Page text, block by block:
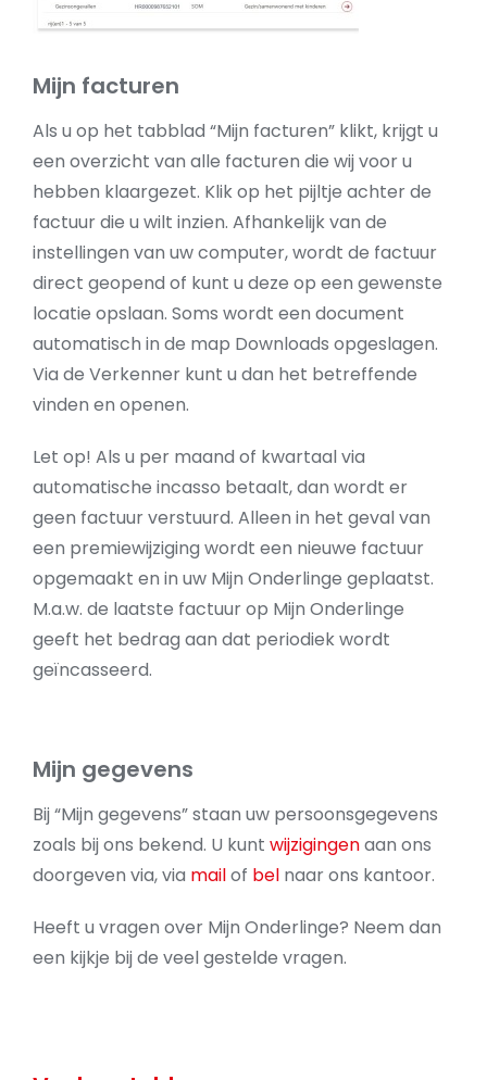
Mijn facturen
Als u op het tabblad “Mijn facturen” klikt, krijgt u
een overzicht van alle facturen die wij voor u
hebben klaargezet. Klik op het pijltje achter de
factuur die u wilt inzien. Afhankelijk van de
instellingen van uw computer, wordt de factuur
direct geopend of kunt u deze op een gewenste
locatie opslaan. Soms wordt een document
automatisch in de map Downloads opgeslagen.
Via de Verkenner kunt u dan het betreffende
vinden en openen.
Let op! Als u per maand of kwartaal via
automatische incasso betaalt, dan wordt er
geen factuur verstuurd. Alleen in het geval van
een premiewijziging wordt een nieuwe factuur
opgemaakt en in uw Mijn Onderlinge geplaatst.
M.a.w. de laatste factuur op Mijn Onderlinge
geeft het bedrag aan dat periodiek wordt
geïncasseerd.
Mijn gegevens
Bij “Mijn gegevens” staan uw persoonsgegevens
zoals bij ons bekend. U kunt wijzigingenaan ons
doorgeven via, via mailof bel naar ons kantoor.
Heeft u vragen over Mijn Onderlinge? Neem dan
een kijkje bij de veel gestelde vragen.